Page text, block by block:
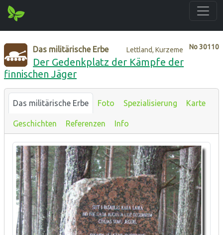
No30110
Das militärische Erbe Lettland, Kurzeme
Der Gedenkplatz der Kämpfe der
finnischen Jäger
Das militärische Erbe Foto Spezialisierung Karte
Geschichten Referenzen Info